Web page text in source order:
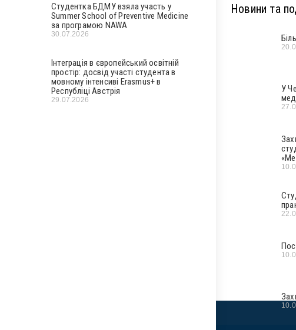
Студентка БДМУ взяла участь у
Summer School of Preventive Medicine
за програмою NAWA
30.07.2026
Інтеграція в європейський освітній
простір: досвід участі студента в
мовному інтенсиві Erasmus+ в
Республіці Австрія
29.07.2026
Новини та
У